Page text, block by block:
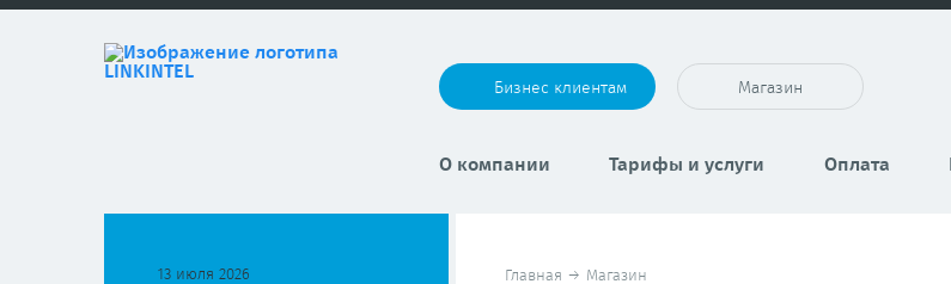
Бизнес клиентам Магазин
О компании Тарифы и услуги Оплата
13 июля 2026 Главная → Магазин